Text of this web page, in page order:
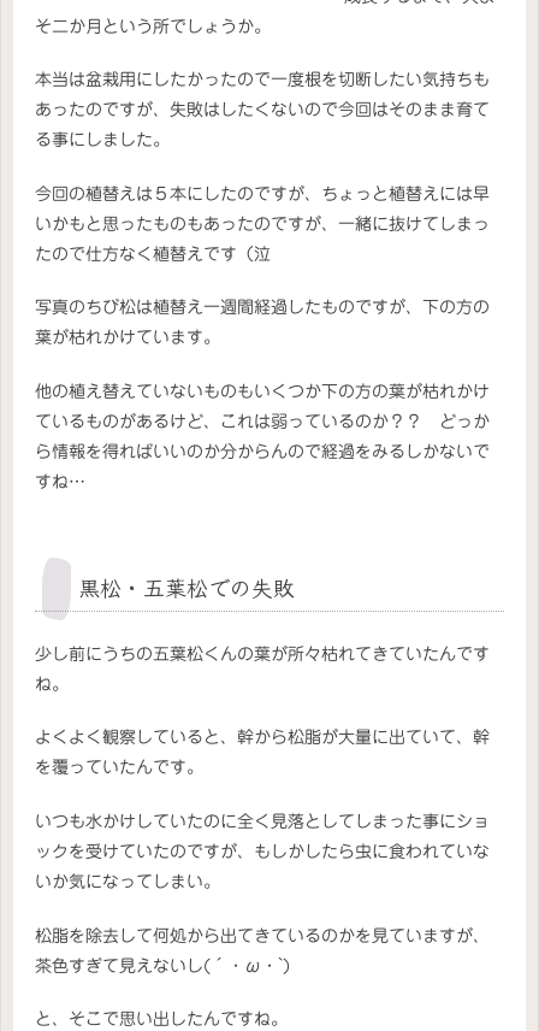
そ二か月という所でしょうか。
本当は盆栽用にしたかったので一度根を切断したい気持ちも
あったのですが、失敗はしたくないので今回はそのまま育て
る事にしました。
今回の植替えは５本にしたのですが、ちょっと植替えには早
いかもと思ったものもあったのですが、一緒に抜けてしまっ
たので仕方なく植替えです（泣
写真のちび松は植替え一週間経過したものですが、下の方の
葉が枯れかけています。
他の植え替えていないものもいくつか下の方の葉が枯れかけ
ているものがあるけど、これは弱っているのか？？ どっか
ら情報を得ればいいのか分からんので経過をみるしかないで
すね…
黒松・五葉松での失敗
少し前にうちの五葉松くんの葉が所々枯れてきていたんです
ね。
よくよく観察していると、幹から松脂が大量に出ていて、幹
を覆っていたんです。
いつも水かけしていたのに全く見落としてしまった事にショ
ックを受けていたのですが、もしかしたら虫に食われていな
いか気になってしまい。
松脂を除去して何処から出てきているのかを見ていますが、
茶色すぎて見えないし(´・ω・`)
と、そこで思い出したんですね。